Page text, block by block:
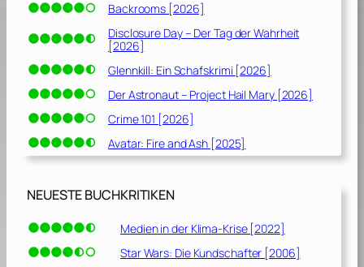
Backrooms [2026]
Disclosure Day – Der Tag der Wahrheit
[2026]
Glennkill: Ein Schafskrimi [2026]
Der Astronaut – Project Hail Mary [2026]
Crime 101 [2026]
Avatar: Fire and Ash [2025]
NEUESTE BUCHKRITIKEN
Medien in der Klima-Krise [2022]
Star Wars: Die Kundschafter [2006]